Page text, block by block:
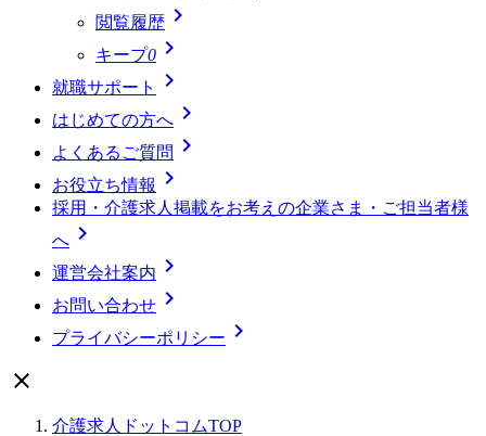
閲覧履歴 
キープ0 
就職サポート 
はじめての方へ 
よくあるご質問 
お役立ち情報 
採用・介護求人掲載をお考えの企業さま・ご担当者様
へ 
運営会社案内 
お問い合わせ 
プライバシーポリシー 

介護求人ドットコムTOP